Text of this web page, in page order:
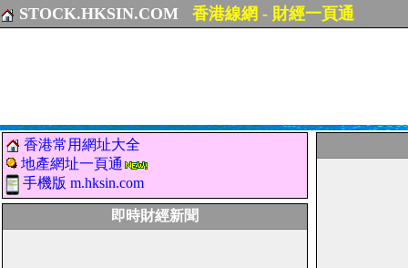
STOCK.HKSIN.COM 香港線網 - 財經一頁通
香港常用網址大全
地產網址一頁通
手機版 m.hksin.com
即時財經新聞